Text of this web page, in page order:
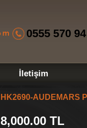
0555 570
İletişim
HK2690-AUDEMARS
8,000.00 TL